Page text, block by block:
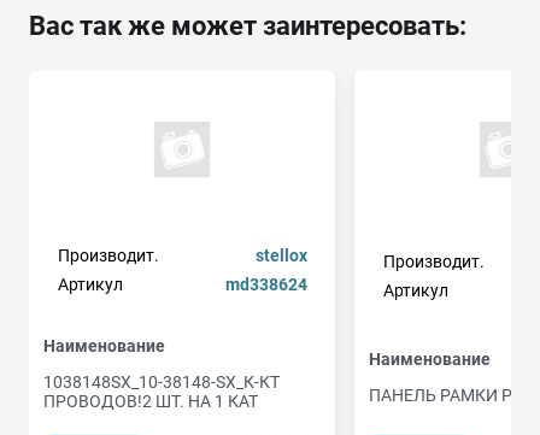
Вас так же может заинтересовать:
Производит.
stellox
Артикул
md338624
Наименование
1038148SX_10-38148-SX_К-КТ
ПРОВОДОВ!2 ШТ. НА 1 КАТ
Производит.
Артикул
Наименование
ПАНЕЛЬ РАМКИ РАД